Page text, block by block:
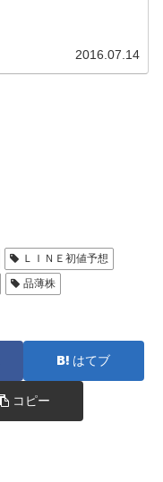
2016.07.14
ＬＩＮＥ初値予想
品薄株
はてブ
コピー